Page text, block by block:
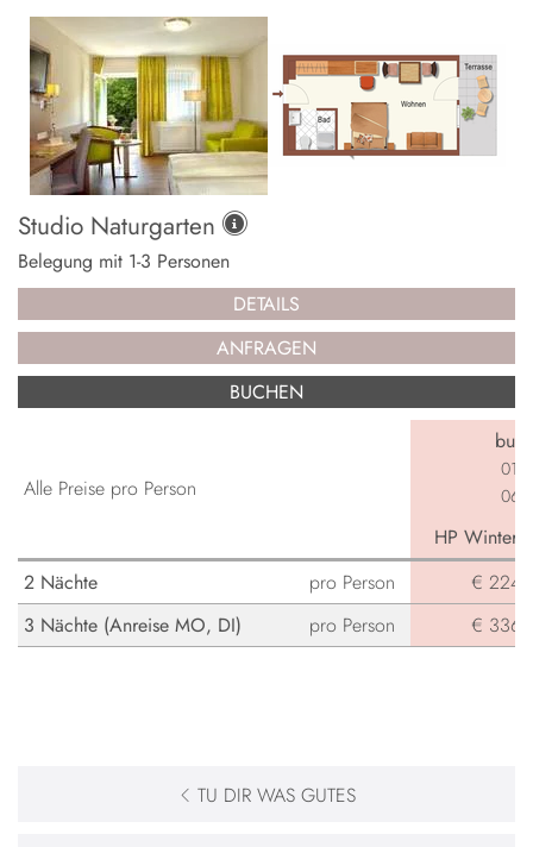
Studio Naturgarten
Belegung mit 1-3 Personen
DETAILS
ANFRAGEN
BUCHEN
Alle Preise pro Person
HP
2 Nächte
pro Person
€ 224,-
3 Nächte (Anreise MO, DI)
pro Person € 336,-
TU DIR WAS GUTES